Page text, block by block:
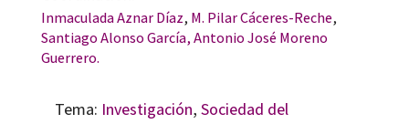
Inmaculada Aznar Díaz, M. Pilar Cáceres-Reche,
Santiago Alonso García,Antonio José Moreno
Guerrero.
Tema: Investigación, Sociedad del